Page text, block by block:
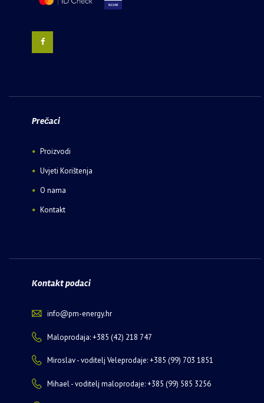
Prečaci
Proizvodi
Uvjeti Korištenja
O nama
Kontakt
Kontakt podaci
info@pm-energy.hr
Maloprodaja: +385 (42) 218 747
Miroslav - voditelj Veleprodaje: +385 (99) 703 1851
Mihael - voditelj maloprodaje: +385 (99) 585 3256